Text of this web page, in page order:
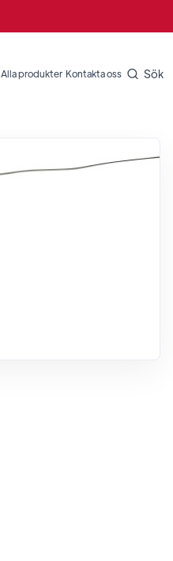
Alla produkter Kontakta oss Sök